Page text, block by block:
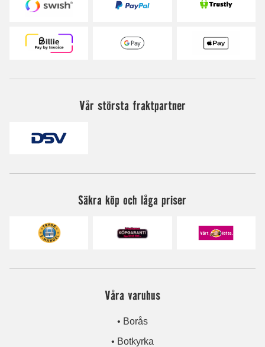
Vår största fraktpartner
Säkra köp och låga priser
Våra varuhus
• Borås
• Botkyrka